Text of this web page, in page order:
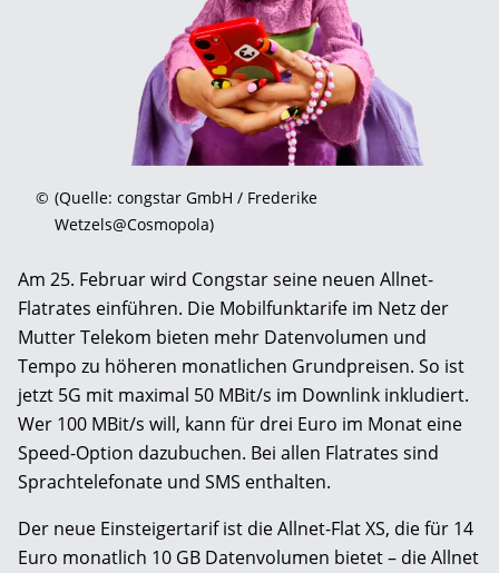
© (Quelle: congstar GmbH / Frederike
Wetzels@Cosmopola)
Am 25. Februar wird Congstar seine neuen Allnet-
Flatrates einführen. Die Mobilfunktarife im Netz der
Mutter Telekom bieten mehr Datenvolumen und
Tempo zu höheren monatlichen Grundpreisen. So ist
jetzt 5G mit maximal 50 MBit/s im Downlink inkludiert.
Wer 100 MBit/s will, kann für drei Euro im Monat eine
Speed-Option dazubuchen. Bei allen Flatrates sind
Sprachtelefonate und SMS enthalten.
Der neue Einsteigertarif ist die Allnet-Flat XS, die für 14
Euro monatlich 10 GB Datenvolumen bietet – die Allnet